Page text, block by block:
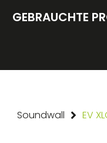
GEBRAUCHTE
Soundwall EV